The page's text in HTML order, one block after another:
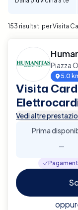
per garantire
153 risultati per Visita
Piazza
5.0
Visita
Vedi altre
Prima
-